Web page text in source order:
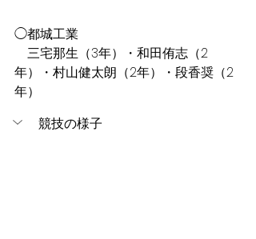
◯都城工業
三宅那生（3年）・和田侑志（2
年）・村山健太朗（2年）・段香奨（2
年）
競技の様子